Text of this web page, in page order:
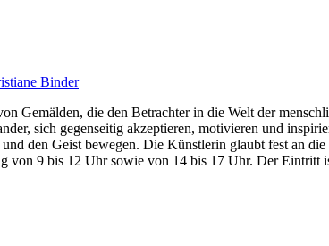
Gemälden, die den Betrachter in die Welt der
sich gegenseitig akzeptieren, motivieren und
den Geist bewegen. Die Künstlerin glaubt fest an
von 9 bis 12 Uhr sowie von 14 bis 17 Uhr. Der Eintritt